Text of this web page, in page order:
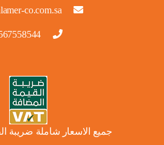
co.com.sa
جميع الاسعار شاملة ضريبة